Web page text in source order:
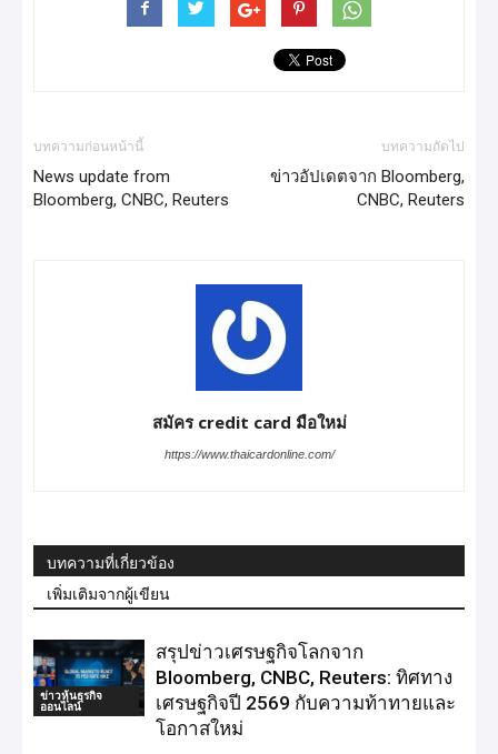
บทความก่อนหน้านี้
News update from
Bloomberg, CNBC, Reuters
บทความถัดไป
ข่าวอัปเดตจาก Bloomberg,
CNBC, Reuters
สมัคร credit card มือใหม่
https://www.thaicardonline.com/
บทความที่เกี่ยวข้อง
เพิ่มเติมจากผู้เขียน
ข่าวหุ้นธุรกิจ
ออนไลน์
สรุปข่าวเศรษฐกิจโลกจาก
Bloomberg, CNBC, Reuters: ทิศทาง
เศรษฐกิจปี 2569 กับความท้าทายและ
โอกาสใหม่